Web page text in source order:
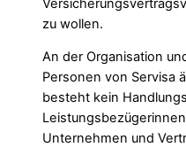
zu wollen.
An der Organisation
Personen von Servisa
besteht kein
Unternehmen und